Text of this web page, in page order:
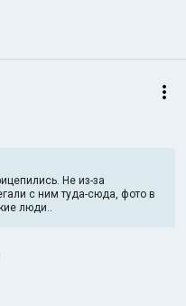
Не из-за
с ним туда-сюда, фото в
люди..